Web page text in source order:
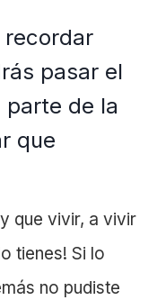
recordar
pasar el
parte de la
que
que vivir, a vivir
tienes! Si lo
no pudiste